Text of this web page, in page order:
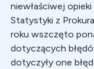
niewłaściwej
Statystyki z
roku wszczęto
dotyczących
dotyczyły one